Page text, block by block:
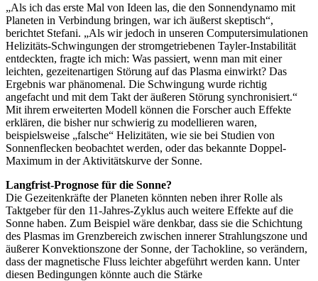
„Als ich das erste Mal von Ideen las, die den Sonnendynamo mit
Planeten in Verbindung bringen, war ich äußerst skeptisch“,
berichtet Stefani. „Als wir jedoch in unseren Computersimulationen
Helizitäts-Schwingungen der stromgetriebenen Tayler-Instabilität
entdeckten, fragte ich mich: Was passiert, wenn man mit einer
leichten, gezeitenartigen Störung auf das Plasma einwirkt? Das
Ergebnis war phänomenal. Die Schwingung wurde richtig
angefacht und mit dem Takt der äußeren Störung synchronisiert.“
Mit ihrem erweiterten Modell können die Forscher auch Effekte
erklären, die bisher nur schwierig zu modellieren waren,
beispielsweise „falsche“ Helizitäten, wie sie bei Studien von
Sonnenflecken beobachtet werden, oder das bekannte Doppel-
Maximum in der Aktivitätskurve der Sonne.
Langfrist-Prognose für die Sonne?
Die Gezeitenkräfte der Planeten könnten neben ihrer Rolle als
Taktgeber für den 11-Jahres-Zyklus auch weitere Effekte auf die
Sonne haben. Zum Beispiel wäre denkbar, dass sie die Schichtung
des Plasmas im Grenzbereich zwischen innerer Strahlungszone und
äußerer Konvektionszone der Sonne, der Tachokline, so verändern,
dass der magnetische Fluss leichter abgeführt werden kann. Unter
diesen Bedingungen könnte auch die Stärke